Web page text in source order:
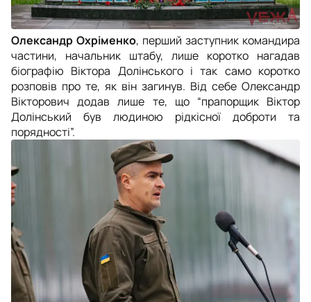
Олександр Охріменко, перший заступник командира
частини, начальник штабу, лише коротко нагадав
біографію Віктора Долінського і так само коротко
розповів про те, як він загинув. Від себе Олександр
Вікторович додав лише те, що “прапорщик Віктор
Долінський був людиною рідкісної доброти та
порядності”.